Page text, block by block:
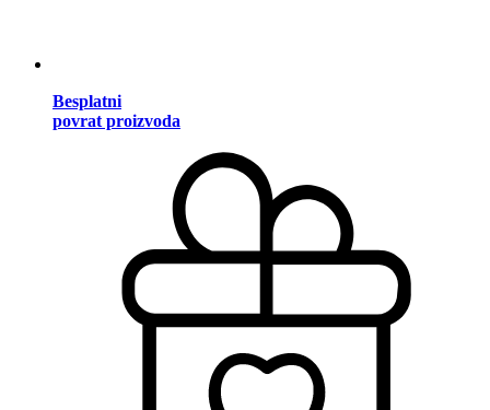
Besplatni
povrat proizvoda